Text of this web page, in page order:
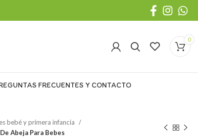
0
FRECUENTES Y CONTACTO
bebé y primera infancia
Abeja Para Bebes